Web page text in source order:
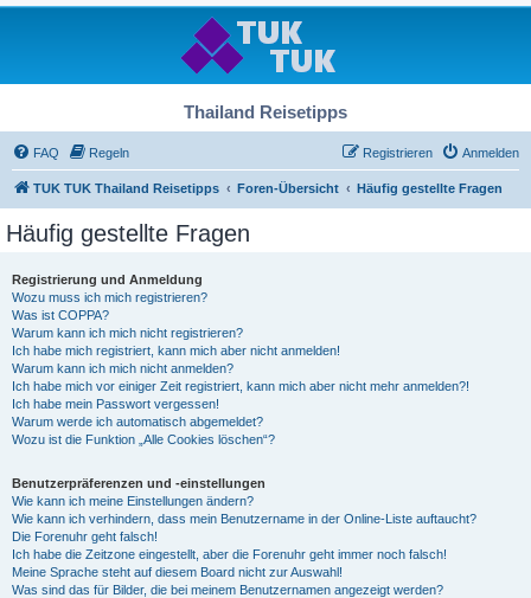
Thailand Reisetipps
FAQ Regeln Anmelden
Registrieren
TUK TUK Thailand Reisetipps Foren-Übersicht Häufig gestellte Fragen
Häufig gestellte Fragen
Registrierung und Anmeldung
Wozu muss ich mich registrieren?
Was ist COPPA?
Warum kann ich mich nicht registrieren?
Ich habe mich registriert, kann mich aber nicht anmelden!
Warum kann ich mich nicht anmelden?
Ich habe mich vor einiger Zeit registriert, kann mich aber nicht mehr anmelden?!
Ich habe mein Passwort vergessen!
Warum werde ich automatisch abgemeldet?
Wozu ist die Funktion „Alle Cookies löschen“?
Benutzerpräferenzen und -einstellungen
Wie kann ich meine Einstellungen ändern?
Wie kann ich verhindern, dass mein Benutzername in der Online-Liste auftaucht?
Die Forenuhr geht falsch!
Ich habe die Zeitzone eingestellt, aber die Forenuhr geht immer noch falsch!
Meine Sprache steht auf diesem Board nicht zur Auswahl!
Was sind das für Bilder, die bei meinem Benutzernamen angezeigt werden?